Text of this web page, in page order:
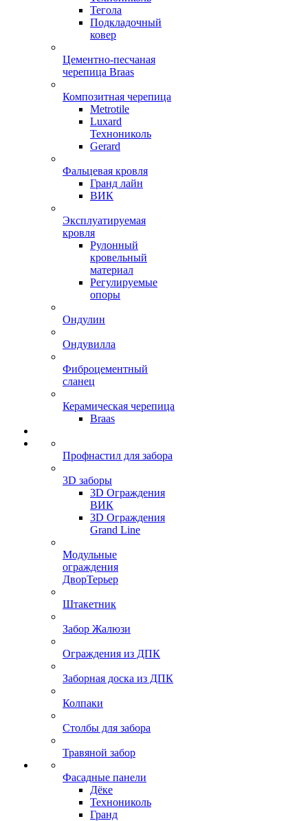
Тегола
Подкладочный
ковер
Цементно-песчаная
черепица Braas
Композитная черепица
Metrotile
Luxard
Технониколь
Gerard
Фальцевая кровля
Гранд лайн
ВИК
Эксплуатируемая
кровля
Рулонный
кровельный
материал
Регулируемые
опоры
Ондулин
Ондувилла
Фиброцементный
сланец
Керамическая черепица
Braas
Профнастил для забора
3D заборы
3D Ограждения
ВИК
3D Ограждения
Grand Line
Модульные
ограждения
ДворТерьер
Штакетник
Забор Жалюзи
Ограждения из ДПК
Заборная доска из ДПК
Колпаки
Столбы для забора
Травяной забор
Фасадные панели
Дёке
Технониколь
Гранд